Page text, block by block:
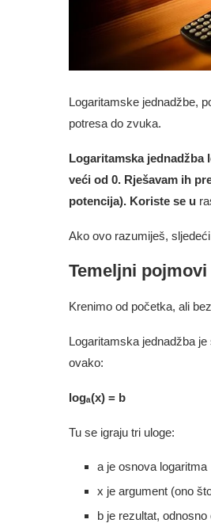
Logaritamske jednadžbe,
potresa do zvuka.
Logaritamska jednadžba
veći od 0. Rješavam ih
potencija). Koriste se u
Ako ovo razumiješ,
Temeljni
Krenimo od početka, ali
Logaritamska jednadžba
ovako:
logₐ(x) = b
Tu se igraju tri uloge:
a je osnova logaritma
x je argument (ono
b je rezultat, odnosno